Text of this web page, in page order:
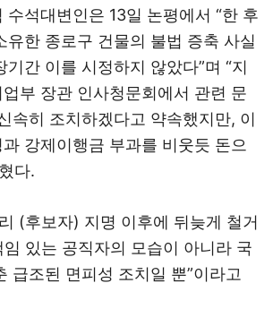
수석대변인은 13일 논평에서 “한 후
유한 종로구 건물의 불법 증축 사실
기간 이를 시정하지 않았다”며 “지
부 장관 인사청문회에서 관련 문
속히 조치하겠다고 약속했지만, 이
강제이행금 부과를 비웃듯 돈으
다.
(후보자) 지명 이후에 뒤늦게 철거
임 있는 공직자의 모습이 아니라 국
급조된 면피성 조치일 뿐”이라고